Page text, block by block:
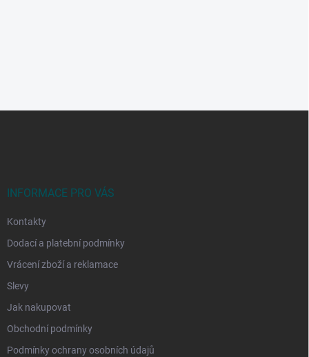
INFORMACE PRO VÁS
Kontakty
Dodací a platební podmínky
Vrácení zboží a reklamace
Slevy
Jak nakupovat
Obchodní podmínky
Podmínky ochrany osobních údajů